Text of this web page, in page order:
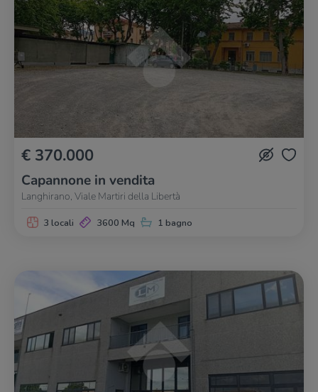
€ 370.000
Capannone in vendita
Langhirano, Viale Martiri della Libertà
3 locali 3600 Mq 1 bagno